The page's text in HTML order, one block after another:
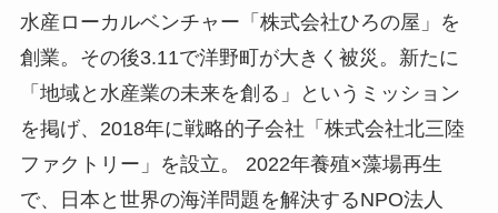
水産ローカルベンチャー「株式会社ひろの屋」を
創業。その後3.11で洋野町が大きく被災。新たに
「地域と水産業の未来を創る」というミッション
を掲げ、2018年に戦略的子会社「株式会社北三陸
ファクトリー」を設立。 2022年養殖×藻場再生
で、日本と世界の海洋問題を解決するNPO法人